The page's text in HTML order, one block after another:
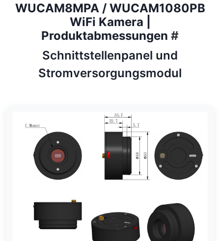
WUCAM8MPA / WUCAM1080PB
WiFi Kamera |
Produktabmessungen #
Schnittstellenpanel und
Stromversorgungsmodul